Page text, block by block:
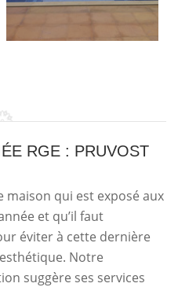
RGE : PRUVOST
maison qui est exposé aux
et qu’il faut
éviter à cette dernière
Notre
suggère ses services